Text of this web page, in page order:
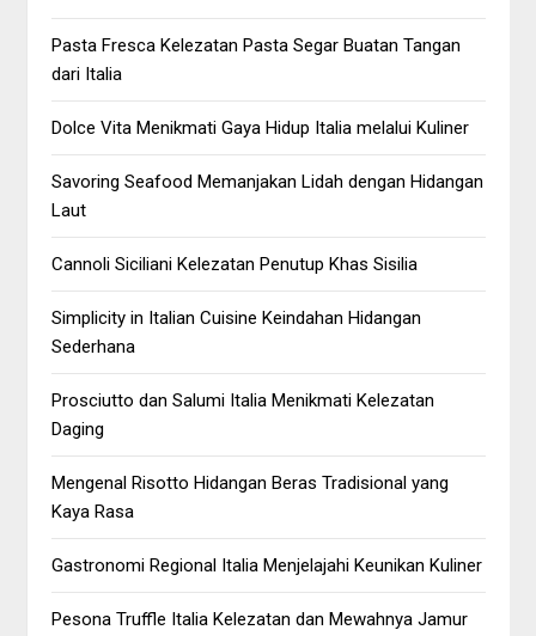
Pasta Fresca Kelezatan Pasta Segar Buatan Tangan
dari Italia
Dolce Vita Menikmati Gaya Hidup Italia melalui Kuliner
Savoring Seafood Memanjakan Lidah dengan Hidangan
Laut
Cannoli Siciliani Kelezatan Penutup Khas Sisilia
Simplicity in Italian Cuisine Keindahan Hidangan
Sederhana
Prosciutto dan Salumi Italia Menikmati Kelezatan
Daging
Mengenal Risotto Hidangan Beras Tradisional yang
Kaya Rasa
Gastronomi Regional Italia Menjelajahi Keunikan Kuliner
Pesona Truffle Italia Kelezatan dan Mewahnya Jamur